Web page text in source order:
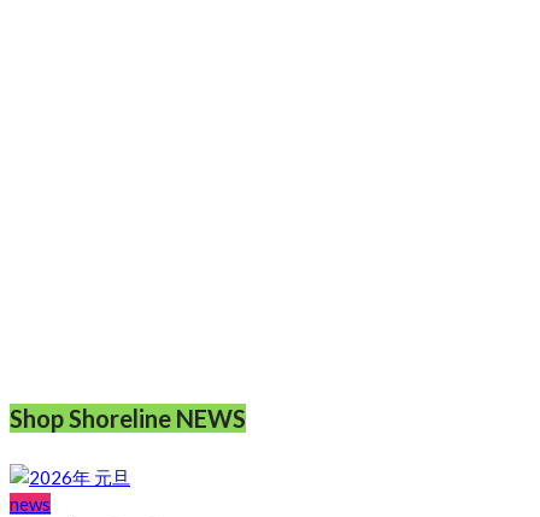
Shop Shoreline NEWS
news